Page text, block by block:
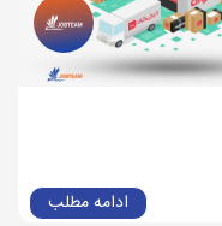
ادامه مطلب